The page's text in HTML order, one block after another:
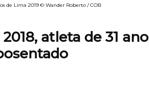
de Lima 2019 © Wander Roberto / COB
atleta de 31